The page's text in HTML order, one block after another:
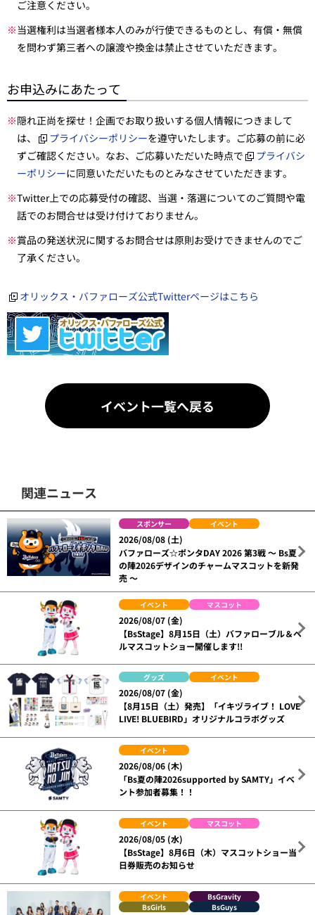
ご注意ください。
※ 当選権利は当選者様本人のみが行使できるものとし、有償・無償
を問わず第三者への譲渡や換金は禁止させていただきます。
お申込みにあたって
※隠れ正尚を探せ！企画でお取り扱いする個人情報につきまして
は、
プライバシーポリシーを遵守いたします。ご応募の前に必
ずご確認ください。なお、ご応募いただいた時点で
プライバシ
ーポリシーに同意いただいたものとみなさせていただきます。
※Twitter上での応募受付の確認、当選・落選についてのご質問や電
話でのお問合せは受け付けておりません。
※賞品の発送状況に関するお問合せは原則お受けできませんのでご
了承ください。
オリックス・バファローズ公式Twitterページはこちら
イベント一覧へ戻る
関連ニュース
スポンサー イベント
2026/08/08 (土)
バファローズ☆ポンタDAY 2026 第3戦 ～ Bs夏
の陣2026デザインのチャームマスコットを新発
売 ～
イベント マスコット
2026/08/07 (金)
【BsStage】8月15日（土）バファローブル＆ベ
ルマスコットショー開催します!!
グッズ イベント
2026/08/07 (金)
【8月15日（土）発売】「イキヅライブ！ LOVE
LIVE! BLUEBIRD」オリジナルコラボグッズ
イベント
2026/08/06 (木)
「Bs夏の陣2026supported by SAMTY」イベ
ント参加者募集！！
イベント マスコット
2026/08/05 (水)
【BsStage】8月6日（木）マスコットショー当
日券販売のお知らせ
イベント
BsGravity
BsGirls
BsGuys